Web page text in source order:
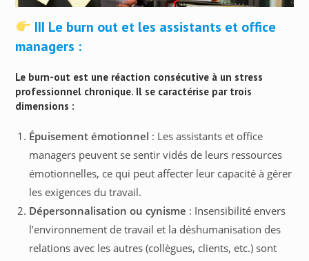
III Le burn out et les assistants et office
managers :
Le burn-out est une réaction consécutive à un stress
professionnel chronique. Il se caractérise par trois
dimensions :
Épuisement émotionnel : Les assistants et office
managers peuvent se sentir vidés de leurs ressources
émotionnelles, ce qui peut affecter leur capacité à gérer
les exigences du travail.
Dépersonnalisation ou cynisme : Insensibilité envers
l’environnement de travail et la déshumanisation des
relations avec les autres (collègues, clients, etc.) sont